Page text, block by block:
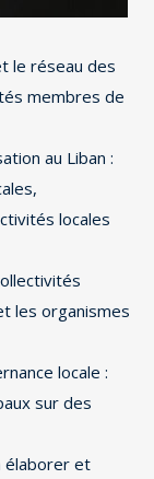
le réseau des
membres de
au Liban :
locales
les organismes
locale :
sur des
et